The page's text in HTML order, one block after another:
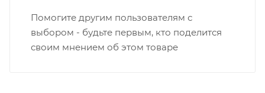
Помогите другим пользователям с
выбором - будьте первым, кто поделится
своим мнением об этом товаре